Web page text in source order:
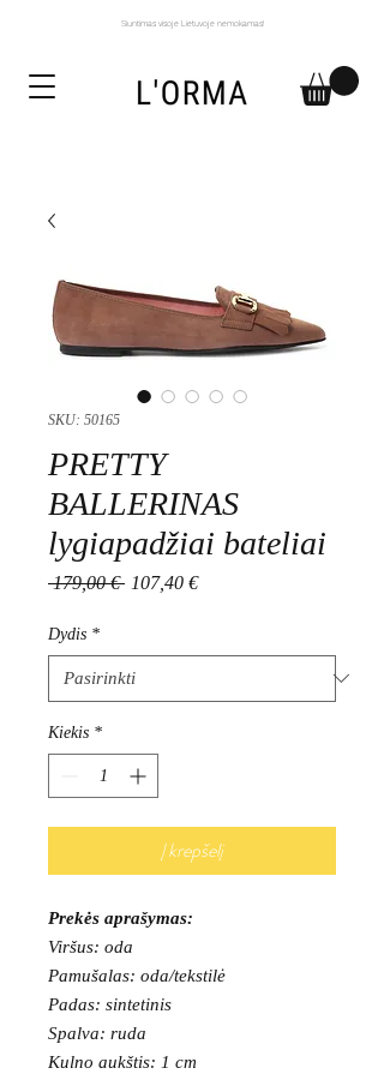
Siuntimas visoje Lietuvoje nemokamas!
SKU: 50165
PRETTY
BALLERINAS
lygiapadžiai bateliai
179,00 € Įprastinė
107,40 €Pardavimo
Dydis *
Kiekis *
Į krepšelį
Prekės aprašymas:
Viršus: oda
Pamušalas: oda/tekstilė
Padas: sintetinis
Spalva: ruda
Kulno aukštis: 1 cm